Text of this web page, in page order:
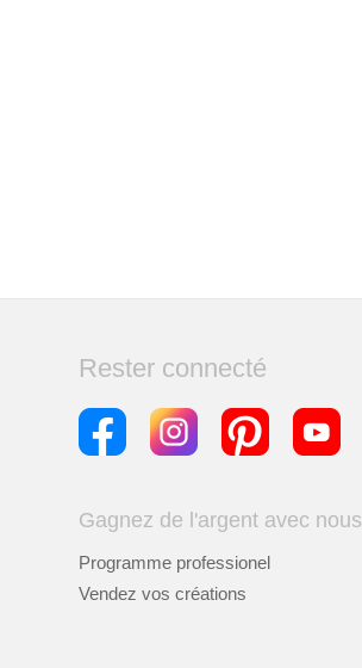
Rester connecté
Gagnez de l'argent avec nous
Programme professionel
Vendez vos créations